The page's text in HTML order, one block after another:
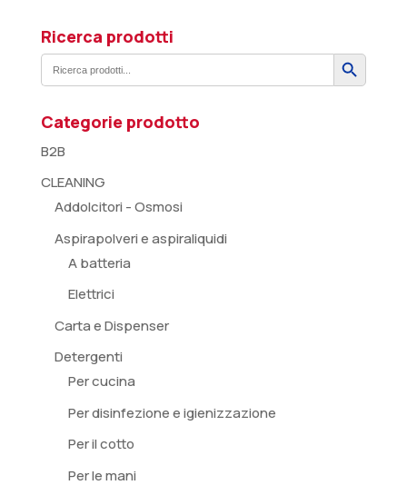
Ricerca prodotti
Search
for:
Search Button
Categorie prodotto
B2B
CLEANING
Addolcitori - Osmosi
Aspirapolveri e aspiraliquidi
A batteria
Elettrici
Carta e Dispenser
Detergenti
Per cucina
Per disinfezione e igienizzazione
Per il cotto
Per le mani